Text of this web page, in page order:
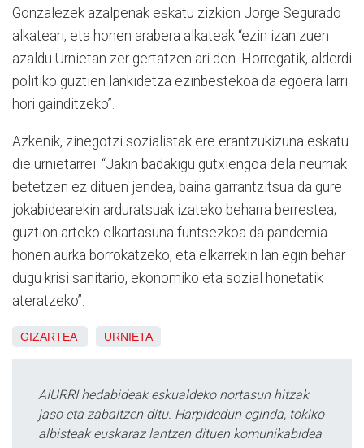
Gonzalezek azalpenak eskatu zizkion Jorge Segurado
alkateari, eta honen arabera alkateak “ezin izan zuen
azaldu Urnietan zer gertatzen ari den. Horregatik, alderdi
politiko guztien lankidetza ezinbestekoa da egoera larri
hori gainditzeko”.
Azkenik, zinegotzi sozialistak ere erantzukizuna eskatu
die urnietarrei: “Jakin badakigu gutxiengoa dela neurriak
betetzen ez dituen jendea, baina garrantzitsua da gure
jokabidearekin arduratsuak izateko beharra berrestea;
guztion arteko elkartasuna funtsezkoa da pandemia
honen aurka borrokatzeko, eta elkarrekin lan egin behar
dugu krisi sanitario, ekonomiko eta sozial honetatik
ateratzeko”.
GIZARTEA URNIETA
AIURRI hedabideak eskualdeko nortasun hitzak
jaso eta zabaltzen ditu. Harpidedun eginda, tokiko
albisteak euskaraz lantzen dituen komunikabidea